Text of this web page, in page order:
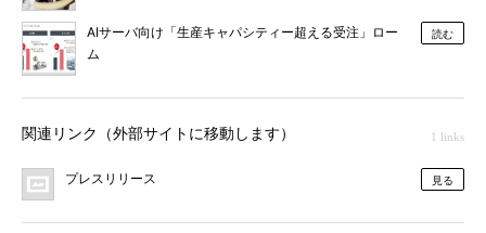
AIサーバ向け「生産キャパシティー超える受注」ロー
ム
読む
関連リンク（外部サイトに移動します） 1 links
プレスリリース 見る